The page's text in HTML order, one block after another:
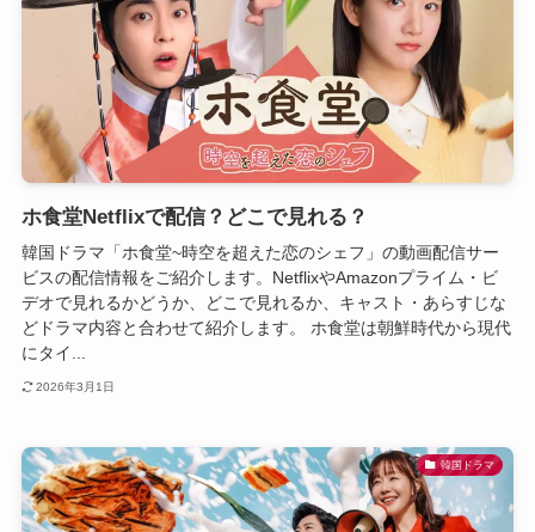
ホ食堂Netflixで配信？どこで見れる？
韓国ドラマ「ホ食堂~時空を超えた恋のシェフ」の動画配信サー
ビスの配信情報をご紹介します。NetflixやAmazonプライム・ビ
デオで見れるかどうか、どこで見れるか、キャスト・あらすじな
どドラマ内容と合わせて紹介します。 ホ食堂は朝鮮時代から現代
にタイ...
2026年3月1日
韓国ドラマ